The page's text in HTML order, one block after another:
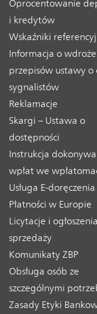
Oprocentowanie
i kredytów
Wskaźniki
Informacja o
przepisów ustawy o
sygnalistów
Reklamacje
Skargi – Ustawa o
dostępności
Instrukcja
wpłat we
Usługa E-doręczenia
Płatności w Europie
Licytacje i
sprzedaży
Komunikaty ZBP
Obsługa osób ze
szczególnymi
Zasady Etyki